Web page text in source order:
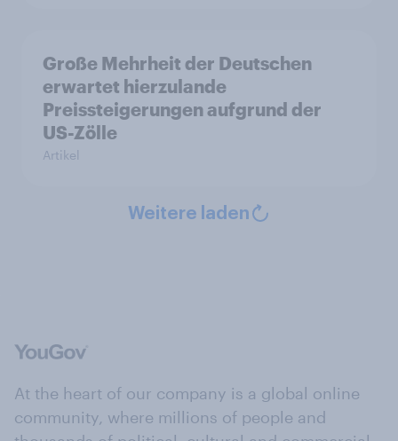
Große Mehrheit der Deutschen
erwartet hierzulande
Preissteigerungen aufgrund der
US-Zölle
Artikel
Weitere laden
At the heart of our company is a global online
community, where millions of people and